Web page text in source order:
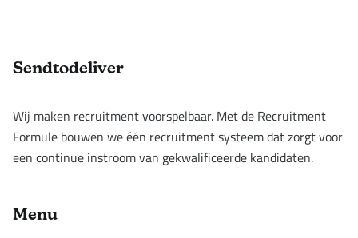
Footer
Sendtodeliver
Wij maken recruitment voorspelbaar. Met de Recruitment
Formule bouwen we één recruitment systeem dat zorgt voor
een continue instroom van gekwalificeerde kandidaten.
Menu